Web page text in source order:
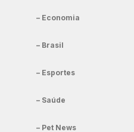
– Economia
– Brasil
– Esportes
– Saúde
– Pet News